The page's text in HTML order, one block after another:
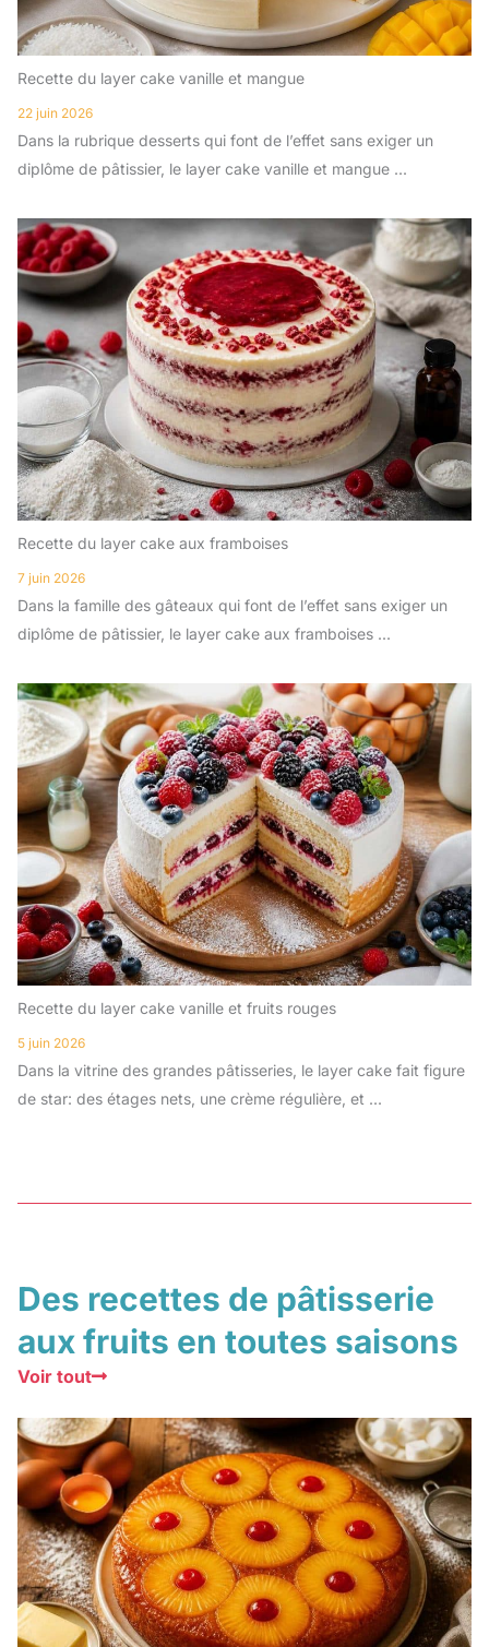
Recette du layer cake vanille et mangue
22 juin 2026
Dans la rubrique desserts qui font de l’effet sans exiger un
diplôme de pâtissier, le layer cake vanille et mangue ...
Recette du layer cake aux framboises
7 juin 2026
Dans la famille des gâteaux qui font de l’effet sans exiger un
diplôme de pâtissier, le layer cake aux framboises ...
Recette du layer cake vanille et fruits rouges
5 juin 2026
Dans la vitrine des grandes pâtisseries, le layer cake fait figure
de star: des étages nets, une crème régulière, et ...
Des recettes de pâtisserie
aux fruits en toutes saisons
Voir tout